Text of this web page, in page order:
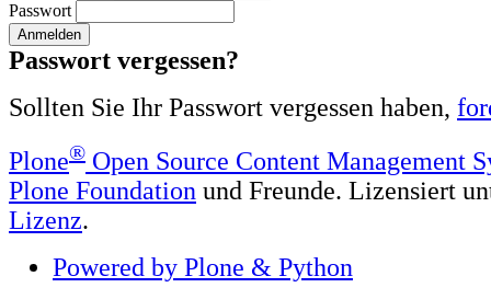
Passwort
Passwort vergessen?
Sollten Sie Ihr Passwort vergessen haben,
Plone® Open Source Content Management
Plone Foundation und Freunde. Lizensiert
Lizenz.
Powered by Plone & Python